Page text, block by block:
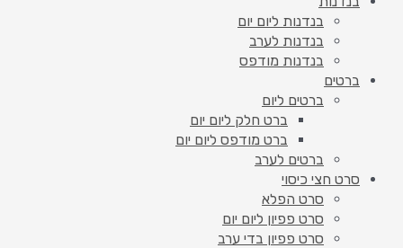
בנדנות ליום יום
בנדנות לערב
בנדנות מודפס
ברטים
ברטים ליום
ברט חלק ליום יום
ברט מודפס ליום יום
ברטים לערב
סרט חצי כיסוי
סרט הפלא
סרט פפיון ליום יום
סרט פפיון בדי ערב